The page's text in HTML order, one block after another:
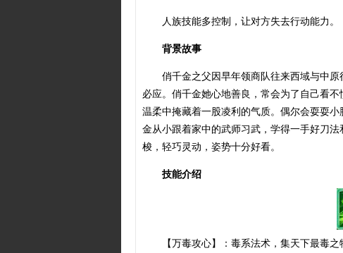
人族技能多控制，让对方失去行动能力。
背景故事
俏千金之父因早年领商队往来西域与中
必应。俏千金她心地善良，常会为了自己看
温柔中掩藏着一股凌利的气质。偶尔会耍耍
金从小跟着家中的武师习武，学得一手好刀
梭，轻巧灵动，姿势十分好看。
技能介绍
【万毒攻心】：毒系法术，集天下最毒